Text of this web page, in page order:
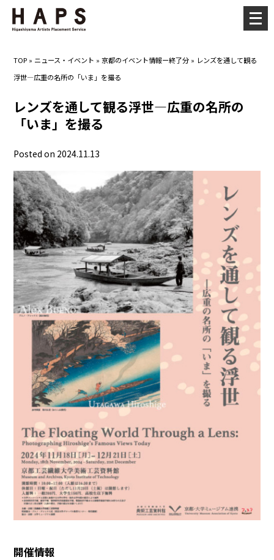
TOP » ニュース・イベント »京都のイベント情報ー終了分 » レンズを通して観る
浮世―広重の名所の「いま」を撮る
レンズを通して観る浮世―広重の名所の
「いま」を撮る
Posted on 2024.11.13
開催情報
メ
ニ
ー